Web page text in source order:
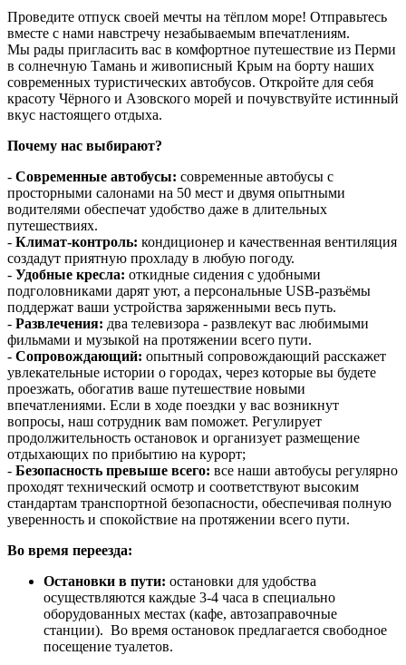
Проведите отпуск своей мечты на тёплом море! Отправьтесь
вместе с нами навстречу незабываемым впечатлениям.
Мы рады пригласить вас в комфортное путешествие из Перми
в солнечную Тамань и живописный Крым на борту наших
современных туристических автобусов. Откройте для себя
красоту Чёрного и Азовского морей и почувствуйте истинный
вкус настоящего отдыха.
Почему нас выбирают?
- Современные автобусы: современные автобусы с
просторными салонами на 50 мест и двумя опытными
водителями обеспечат удобство даже в длительных
путешествиях.
- Климат-контроль: кондиционер и качественная вентиляция
создадут приятную прохладу в любую погоду.
- Удобные кресла: откидные сидения с удобными
подголовниками дарят уют, а персональные USB-разъёмы
поддержат ваши устройства заряженными весь путь.
- Развлечения: два телевизора - развлекут вас любимыми
фильмами и музыкой на протяжении всего пути.
- Сопровождающий: опытный сопровождающий расскажет
увлекательные истории о городах, через которые вы будете
проезжать, обогатив ваше путешествие новыми
впечатлениями. Если в ходе поездки у вас возникнут
вопросы, наш сотрудник вам поможет. Регулирует
продолжительность остановок и организует размещение
отдыхающих по прибытию на курорт;
- Безопасность превыше всего: все наши автобусы регулярно
проходят технический осмотр и соответствуют высоким
стандартам транспортной безопасности, обеспечивая полную
уверенность и спокойствие на протяжении всего пути.
Во время переезда:
Остановки в пути: остановки для удобства
осуществляются каждые 3-4 часа в специально
оборудованных местах (кафе, автозаправочные
станции). Во время остановок предлагается свободное
посещение туалетов.